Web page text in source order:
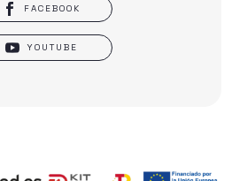
 FACEBOOK
 YOUTUBE